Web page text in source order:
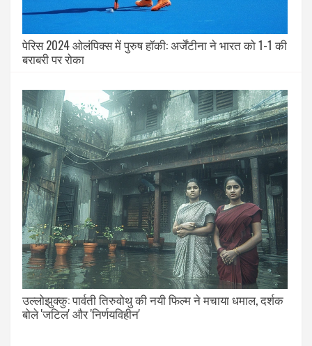
पेरिस 2024 ओलंपिक्स में पुरुष हॉकी: अर्जेंटीना ने भारत को 1-1 की
बराबरी पर रोका
उल्लोझुक्कु: पार्वती तिरुवोथु की नयी फिल्म ने मचाया धमाल, दर्शक
बोले 'जटिल' और 'निर्णयविहीन'